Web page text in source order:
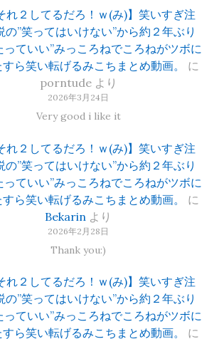
れ２してるだろ！ｗ(み)】笑いすぎ注
の”笑ってはいけない”から約２年ぶり
っていい”みっころねでころねがツボに
ら笑い転げるみこちまとめ動画。
に
porntudeより
2026年3月24日
Very good i like it
れ２してるだろ！ｗ(み)】笑いすぎ注
の”笑ってはいけない”から約２年ぶり
っていい”みっころねでころねがツボに
ら笑い転げるみこちまとめ動画。
に
Bekarin より
2026年2月28日
Thank you:)
れ２してるだろ！ｗ(み)】笑いすぎ注
の”笑ってはいけない”から約２年ぶり
っていい”みっころねでころねがツボに
ら笑い転げるみこちまとめ動画。
に